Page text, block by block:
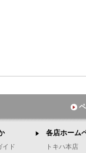
イド
各店ホーム
トキハ本店